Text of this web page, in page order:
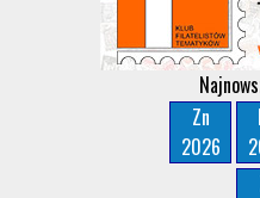
Zn
2026